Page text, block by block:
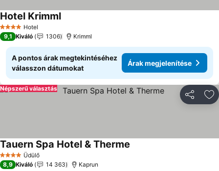
4 KategóriaHotel
Hotel Krimml
9,1 Kiváló 1306 Krimml
A pontos árak megtekintéséhez
válasszon dátumokat
Árak megjelenítése
Népszerű választás
4 KategóriaÜdülő
Tauern Spa Hotel & Therme
8,9 Kiváló 14 363 Kaprun